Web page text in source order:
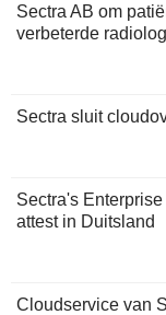
Sectra AB om
verbeterde
Sectra sluit
Sectra's
attest in Duitsland
Cloudservice van